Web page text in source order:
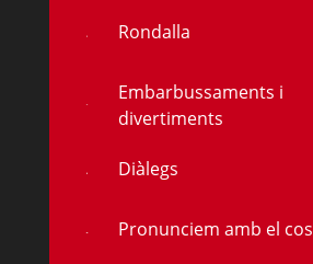
Rondalla
Embarbussaments i
divertiments
Diàlegs
Pronunciem amb el cos